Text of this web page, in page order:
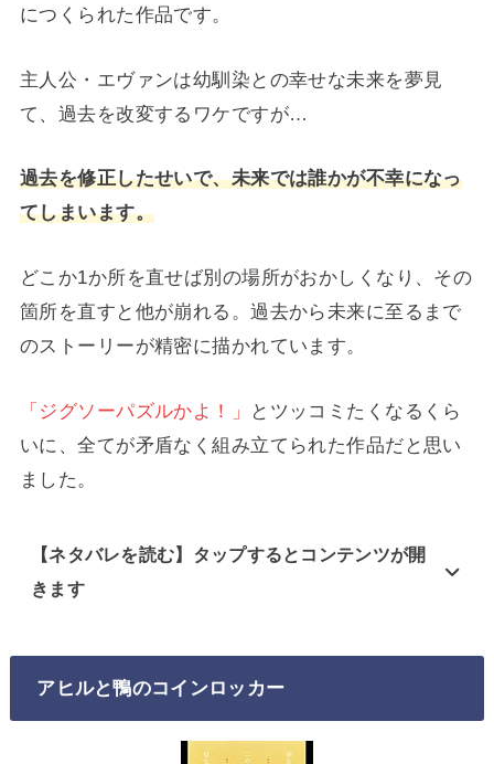
につくられた作品です。
主人公・エヴァンは幼馴染との幸せな未来を夢見
て、過去を改変するワケですが…
過去を修正したせいで、未来では誰かが不幸になっ
てしまいます。
どこか1か所を直せば別の場所がおかしくなり、その
箇所を直すと他が崩れる。過去から未来に至るまで
のストーリーが精密に描かれています。
「ジグソーパズルかよ！」
とツッコミたくなるくら
いに、全てが矛盾なく組み立てられた作品だと思い
ました。
【ネタバレを読む】タップするとコンテンツが開
きます
アヒルと鴨のコインロッカー